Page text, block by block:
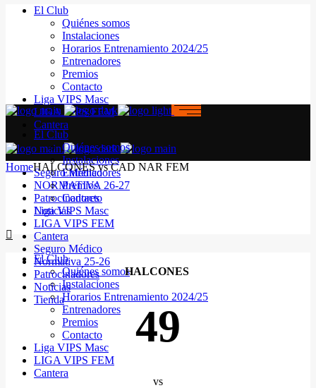
El Club
Quiénes somos
Instalaciones
Horarios Entrenamiento 2024/25
Entrenadores
Premios
Contacto
Liga VIPS Masc
LIGA VIPS FEM
Cantera
Seguro Médico
NORMATIVA 26-27
Patrocinadores
Noticias
El Club
Quiénes somos
Instalaciones
Horarios Entrenamiento 2024/25
Entrenadores
Premios
Contacto
Liga VIPS Masc
LIGA VIPS FEM
Cantera
El Club
Quiénes somos
Instalaciones
Entrenadores
Premios
Contacto
Liga VIPS Masc
LIGA VIPS FEM
Cantera
Seguro Médico
Normativa 25-26
Patrocinadores
Noticias
Tienda
HomeHALCONES vs CAD NAR FEM
HALCONES
49
vs